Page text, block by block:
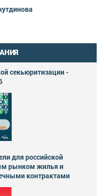
секьюритизации -
для российской
рынком жилья и
контрактами